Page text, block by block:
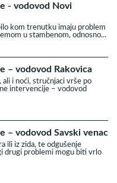
- vodovod Novi
kom trenutku imaju problem
u stambenom, odnosno...
– vodovod Rakovica
ali i noći, stručnjaci vrše po
intervencije – vodovod
– vodovod Savski venac
ili iz zida, te odgušenje
drugi problemi mogu biti vrlo